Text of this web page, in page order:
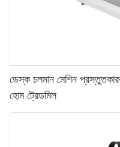
ডেস্ক চলমান মেশিন
হোম ট্রেডমিল